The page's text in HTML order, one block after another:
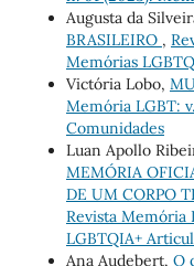
Augusta da
BRASILEIRO ,
Memórias
Victória Lobo,
Memória LGBT:
Comunidades
Luan Apollo
MEMÓRIA
DE UM CORPO
Revista Memória
LGBTQIA+
Ana Audebert, O